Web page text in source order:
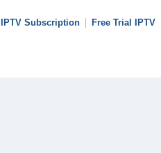
IPTV Subscription Free Trial IPTV